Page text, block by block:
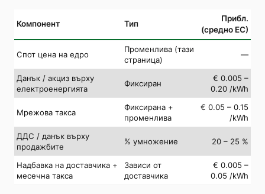
Компонент Тип
Прибл.
(средно ЕС)
Спот цена на едро
Променлива (тази
страница)
—
Данък / акциз върху
електроенергията
Фиксиран
€ 0.005 –
0.20 /kWh
Мрежова такса
Фиксирана +
променлива
€ 0.05 – 0.15
/kWh
ДДС / данък върху
продажбите
% умножение 20 – 25 %
Надбавка на доставчика +
месечна такса
Зависи от
доставчика
€ 0.005 –
0.05 /kWh